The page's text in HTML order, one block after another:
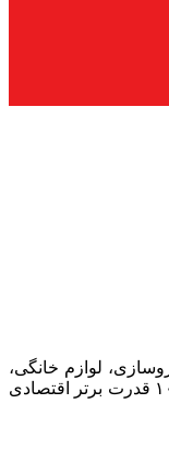
لوازم خانگی،
فولاد، آلومینیوم، مس و … در قالب سند چشم‌انداز ۱۴۰۴ کشور هدف قرار گرفت تا رتبه اقتصادی ایران در منطقه خاورمیانه و غرب آسیا به رده نخست ارتقا یابد و در میان مدت، جزو ۱۰ قدرت برتر اقتصادی